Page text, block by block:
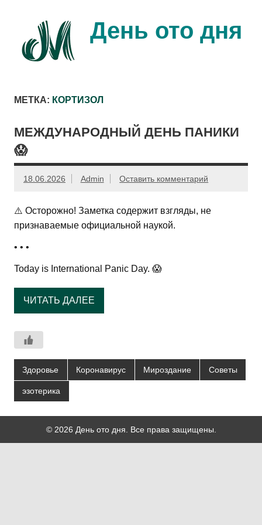
содержимому
День ото дня
МЕТКА: КОРТИЗОЛ
МЕЖДУНАРОДНЫЙ ДЕНЬ ПАНИКИ
😱
18.06.2026 Admin Оставить комментарий
⚠️ Осторожно! Заметка содержит взгляды, не
признаваемые официальной наукой.
• • •
Today is International Panic Day. 😱
ЧИТАТЬ ДАЛЕЕ
Здоровье Коронавирус Мироздание Советы
эзотерика
© 2026 День ото дня. Все права защищены.